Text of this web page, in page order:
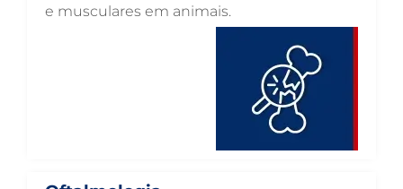
OTOSCOPIA DIGITAL VETERINÁRIA EM GUARULHOS
OFTALMOLOGIA VETERINÁRIA EM GUARULHOS
e musculares em animais.